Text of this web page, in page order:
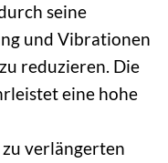
seine
und Vibrationen
reduzieren. Die
eine hohe
verlängerten